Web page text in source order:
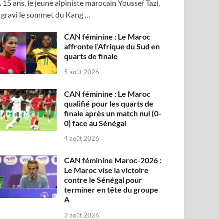
15 ans, le jeune alpiniste marocain Youssef Tazi,
gravi le sommet du Kang …
CAN féminine : Le Maroc
affronte l’Afrique du Sud en
quarts de finale
5 août 2026
CAN féminine : Le Maroc
qualifié pour les quarts de
finale après un match nul (0-
0) face au Sénégal
4 août 2026
CAN féminine Maroc-2026 :
Le Maroc vise la victoire
contre le Sénégal pour
terminer en tête du groupe
A
3 août 2026